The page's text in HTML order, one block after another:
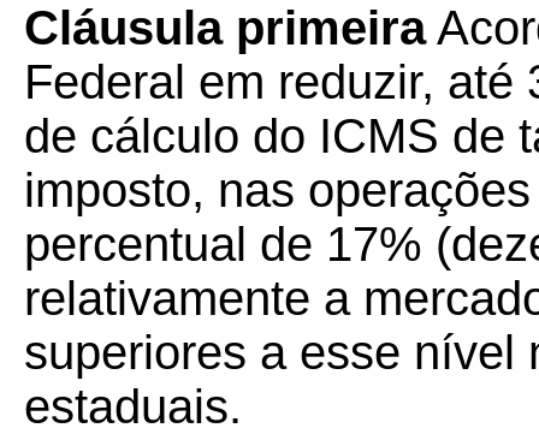
Cláusula primeira
Federal em reduzir, até
de cálculo do ICMS de
imposto, nas
percentual de 17%
relativamente a
superiores a esse nível
estaduais.